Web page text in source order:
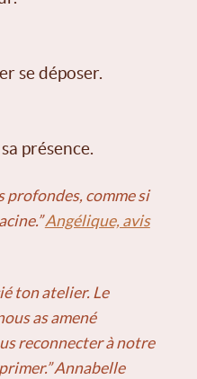
se déposer.
présence.
profondes, comme si
Angélique, avis
ton atelier. Le
as amené
reconnecter à notre
Annabelle